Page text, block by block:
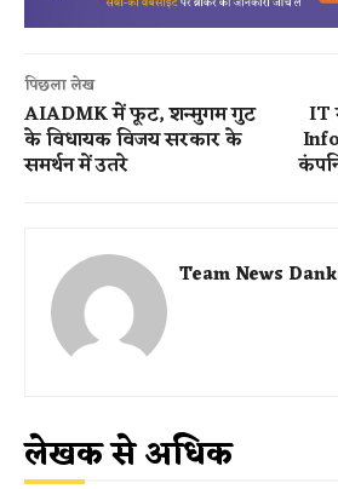
पिछला लेख
AIADMK में फूट, शन्मुगम गुट
के विधायक विजय सरकार के
समर्थन में उतरे
IT
Team News
लेखक से अधिक